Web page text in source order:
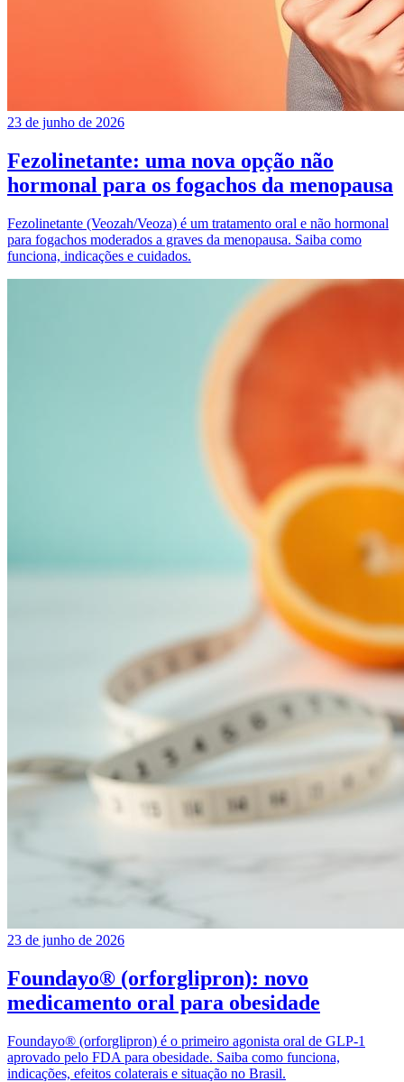
23 de junho de 2026
Fezolinetante: uma nova opção não
hormonal para os fogachos da menopausa
Fezolinetante (Veozah/Veoza) é um tratamento oral e não hormonal
para fogachos moderados a graves da menopausa. Saiba como
funciona, indicações e cuidados.
23 de junho de 2026
Foundayo® (orforglipron): novo
medicamento oral para obesidade
Foundayo® (orforglipron) é o primeiro agonista oral de GLP-1
aprovado pelo FDA para obesidade. Saiba como funciona,
indicações, efeitos colaterais e situação no Brasil.